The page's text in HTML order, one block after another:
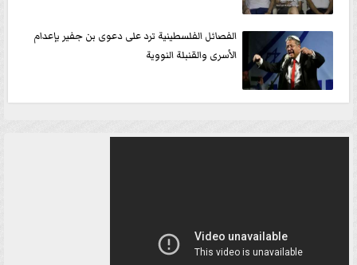
الفصائل الفلسطينية ترد على دعوى بن جفير بإعدام
الأسرى والقنبلة النووية